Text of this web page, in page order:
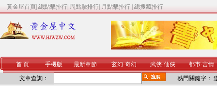
黃金屋首頁 總點擊排行 周點擊排行 月點擊排行 總搜藏排行
首 頁 手機版 最新章節 玄幻·奇幻 武俠·仙俠 都市·言情
文章查詢： 熱門關鍵字：